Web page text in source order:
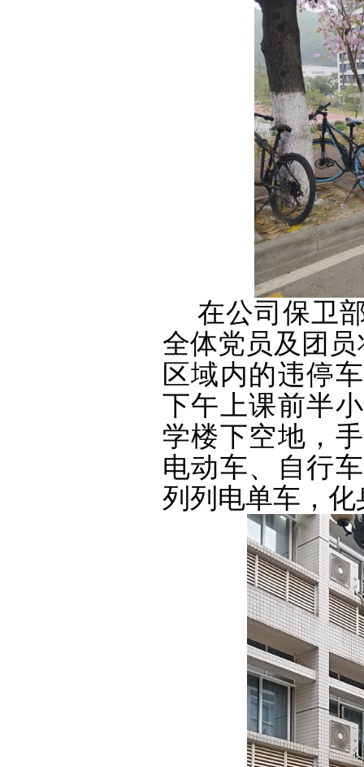
在公司保卫
全体党员及团员
区域内的违停
下午上课前半
学楼下空地，
电动车、自行
列列电单车，